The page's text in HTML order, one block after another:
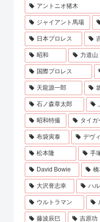
アントニオ猪木
ジャイアント馬場
日本プロレス
昭和 力道山
国際プロレス
天龍源一郎
石ノ森章太郎
昭和特撮 タイガ
布袋寅泰 デヴ
松本隆 手
David Bowie
大沢誉志幸 ハ
ウルトラマン
藤波辰巳 吉原功